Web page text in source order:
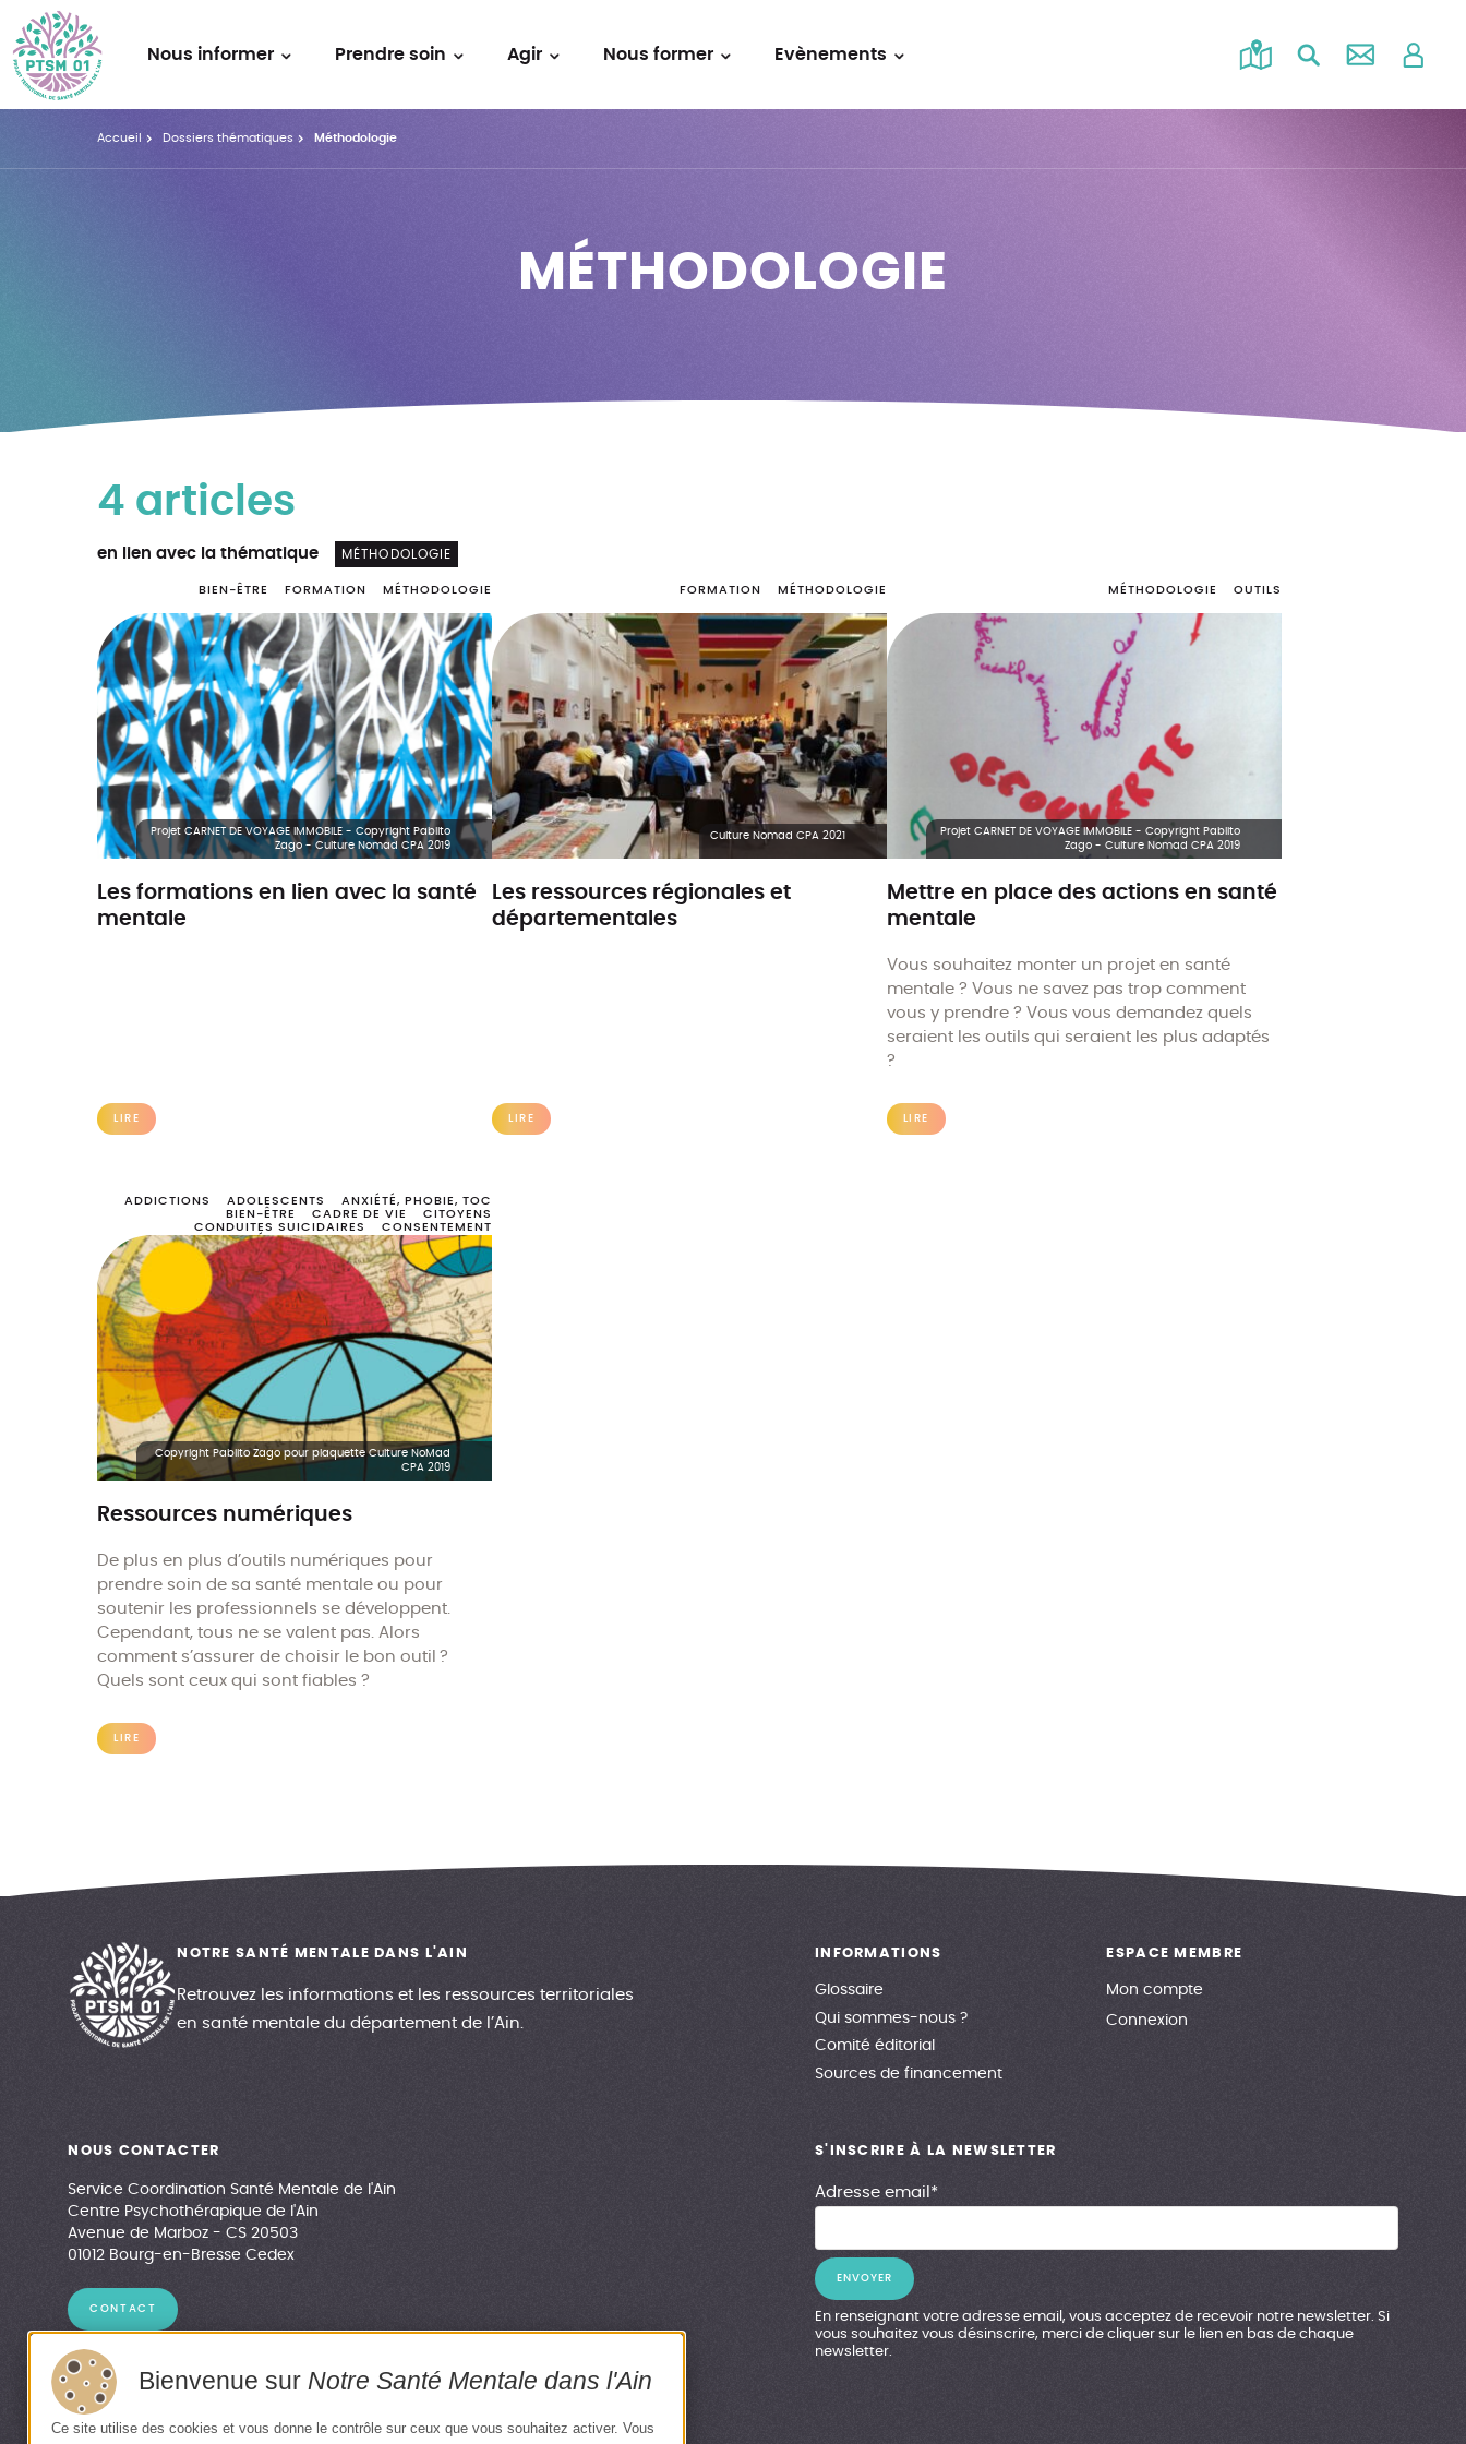
Nous informer Prendre soin Agir Nous former Evènements
Accueil Dossiers thématiques Méthodologie
MÉTHODOLOGIE
4 articles
en lien avec la thématique MÉTHODOLOGIE
BIEN-ÊTRE FORMATION MÉTHODOLOGIE
Projet CARNET DE VOYAGE IMMOBILE - Copyright Pablito
Zago - Culture Nomad CPA 2019
Les formations en lien avec la santé
mentale
LIRE
FORMATION MÉTHODOLOGIE
Culture Nomad CPA 2021
Les ressources régionales et
départementales
LIRE
MÉTHODOLOGIE OUTILS
Projet CARNET DE VOYAGE IMMOBILE - Copyright Pablito
Zago - Culture Nomad CPA 2019
Mettre en place des actions en santé
mentale
Vous souhaitez monter un projet en santé
mentale ? Vous ne savez pas trop comment
vous y prendre ? Vous vous demandez quels
seraient les outils qui seraient les plus adaptés
?
LIRE
ADDICTIONS ADOLESCENTS
ANXIÉTÉ, PHOBIE, TOC
BIEN-ÊTRE
CADRE DE VIE
CITOYENS
CONDUITES SUICIDAIRES
CONSENTEMENT
DÉTRESSE PSYCHOLOGIQUE
DEUIL
DIAGNOSTIC, DÉPISTAGE ET SOINS
DISCRIMINATION
ENFANCE
ENTRAIDE ENVIRONNEMENT
ERRANCE
FIN DE VIE
FORMATION HANDICAP
HARCÈLEMENT
HOMOPHOBIE
INSTITUTION
LOGEMENT
MALADIE NEURODÉGÉNÉRATIVE
MÉTHODOLOGIE
MIGRATION
NUMÉRIQUE OUTILS
PARENTALITÉ
POLITIQUE PUBLIQUE DE SANTÉ MENTALE
PROCHE AIDANT
PROFESSIONNELS
RÉTABLISSEMENT
STIGMATISATION
TROUBLE SCHIZOPHRÉNIQUE
TROUBLES BIPOLAIRES
TROUBLES DÉPRESSIFS
TROUBLES DU COMPORTEMENT ALIMENTAIRE
TROUBLES DU SPECTRE AUTISTIQUE
TROUBLES PSYCHIQUES
VIOLENCE
Copyright Pablito Zago pour plaquette Culture NoMad
CPA 2019
Ressources numériques
De plus en plus d’outils numériques pour
prendre soin de sa santé mentale ou pour
soutenir les professionnels se développent.
Cependant, tous ne se valent pas. Alors
comment s’assurer de choisir le bon outil ?
Quels sont ceux qui sont fiables ?
LIRE
NOTRE SANTÉ MENTALE DANS L'AIN
Retrouvez les informations et les ressources territoriales
en santé mentale du département de l’Ain.
NOUS CONTACTER
Service Coordination Santé Mentale de l'Ain
Centre Psychothérapique de l'Ain
Avenue de Marboz - CS 20503
01012 Bourg-en-Bresse Cedex
CONTACT
INFORMATIONS
Glossaire
Qui sommes-nous ?
Comité éditorial
Sources de financement
ESPACE MEMBRE
Mon compte
Connexion
S'INSCRIRE À LA NEWSLETTER
Adresse email*
En renseignant votre adresse email, vous acceptez de recevoir notre newsletter. Si
vous souhaitez vous désinscrire, merci de cliquer sur le lien en bas de chaque
newsletter.
Bienvenue sur Notre Santé Mentale dans l'Ain
Ce site utilise des cookies et vous donne le contrôle sur ceux que vous souhaitez activer. Vous